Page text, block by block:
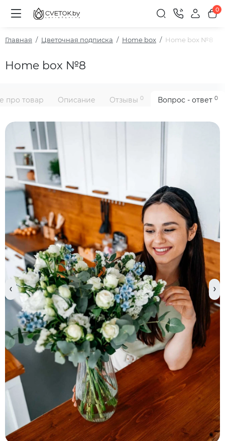
0
Главная Цветочная подписка Home box Home box №8
Home box №8
про товар Описание Отзывы 0 Вопрос - ответ 0